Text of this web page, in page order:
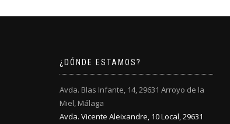
¿DÓNDE ESTAMOS?
Avda. Blas Infante, 14, 29631 Arroyo de la
Miel, Málaga
Avda. Vicente Aleixandre, 10 Local, 29631